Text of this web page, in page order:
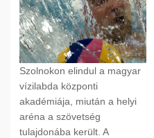
Szolnokon elindul a magyar
vízilabda központi
akadémiája, miután a helyi
aréna a szövetség
tulajdonába került. A